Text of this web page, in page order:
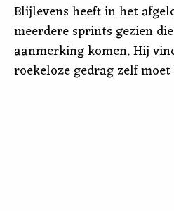
Blijlevens heeft in het
meerdere sprints gezien
aanmerking komen. Hij
roekeloze gedrag zelf